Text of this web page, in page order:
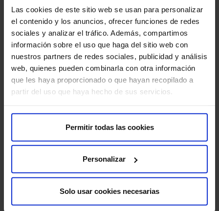
Las cookies de este sitio web se usan para personalizar
el contenido y los anuncios, ofrecer funciones de redes
sociales y analizar el tráfico. Además, compartimos
información sobre el uso que haga del sitio web con
nuestros partners de redes sociales, publicidad y análisis
web, quienes pueden combinarla con otra información
que les haya proporcionado o que hayan recopilado a
partir del uso que haya hecho de sus servicios.
Permitir todas las cookies
Personalizar
Solo usar cookies necesarias
falda o con movimiento, cuentos,
construcciones…
Uso de pantallas acompañado, sólo programas
escogidos y exposición limitada (menos de
media hora diaria).
De 3 a 6 años:
Priorizar juegos que conlleven contacto físico
Incremento progresivo y supervisado del uso de
pantallas hasta una hora diaria.
y acostumbrar a que pidan permiso para
utilizarlos. Es recomendable que l@s niñ@s no
tengan ningún tipo de aparato audiovisual en el
Aplicaciones seguras: proteger de contenidos
inadecuados mediante controles parentales.